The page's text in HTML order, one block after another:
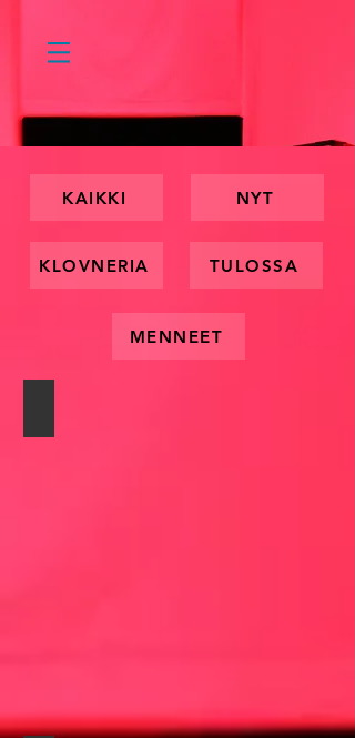
KAIKKI
KLOVNERIA
NYT
TULOSSA
MENNEET